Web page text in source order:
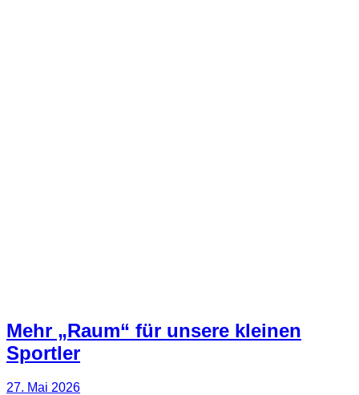
Mehr „Raum“ für unsere kleinen
Sportler
27. Mai 2026